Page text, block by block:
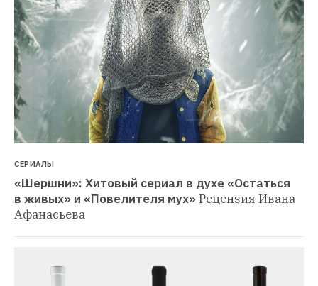
СЕРИАЛЫ
«Шершни»: Хитовый сериал в духе «Остаться
в живых» и «Повелителя мух» Рецензия Ивана
Афанасьева